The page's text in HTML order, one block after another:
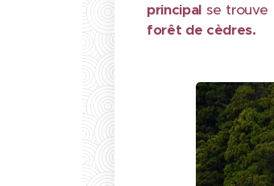
principalse trouve
forêt de cèdres.